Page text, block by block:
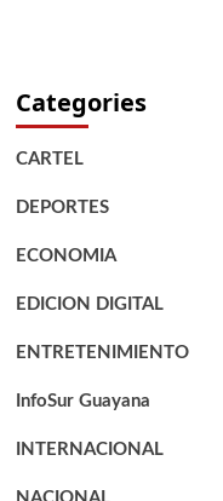
Categories
CARTEL
DEPORTES
ECONOMIA
EDICION DIGITAL
ENTRETENIMIENTO
InfoSur Guayana
INTERNACIONAL